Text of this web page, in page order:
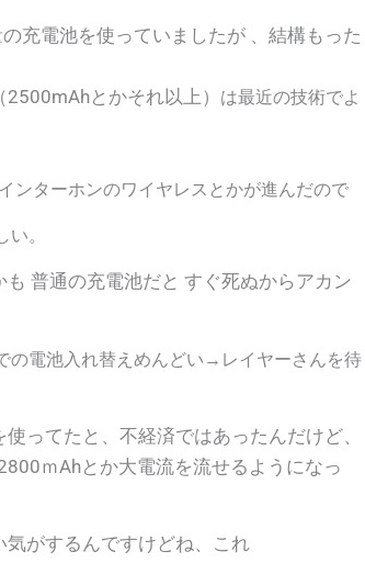
充電池を使っていましたが 、結構もった
2500mAhとかそれ以上）
は最近の技術でよ
ンターホンのワイヤレスとかが進んだので
。
も 普通の充電池だと すぐ死ぬからアカン
電池入れ替えめんどい→レイヤーさんを待
ってたと、不経済ではあったんだけど、
ｍAhとか大電流を流せるようになっ
がするんですけどね、これ